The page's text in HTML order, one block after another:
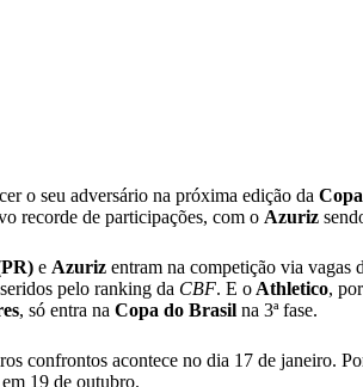
o seu adversário na próxima edição da
recorde de participações, com o Azuriz
e Azuriz entram na competição via vagas
pelo ranking da CBF. E oAthletico,
, só entra na Copa do Brasil na 3ª fase.
confrontos acontece no dia 17 de janeiro.
19 de outubro.